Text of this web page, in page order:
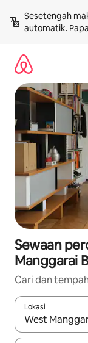
kandungan
Sesetengah
automatik.
Sewaan
Manggarai
Cari dan
Lokasi
Apabila hasil